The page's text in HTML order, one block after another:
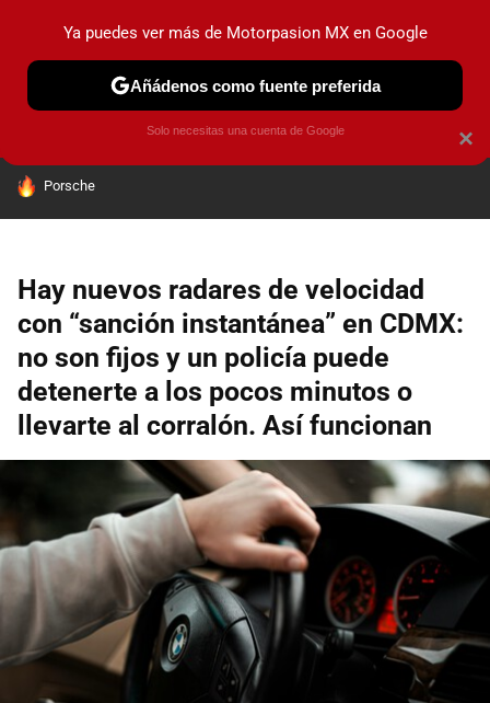
PRUEBAS INDUSTRIA HOY NO CIRCULA
HOY SE HABLA DE
Porsche
Hay nuevos radares de velocidad
con “sanción instantánea” en CDMX:
no son fijos y un policía puede
detenerte a los pocos minutos o
llevarte al corralón. Así funcionan
×
Ya puedes ver más de Motorpasion MX en Google
Añádenos como fuente preferida
Solo necesitas una cuenta de Google